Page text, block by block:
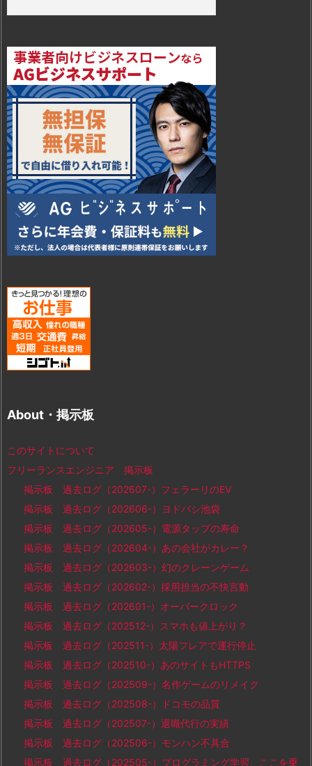
About・掲示板
このサイトについて
フリーランスエンジニア 掲示板
掲示板 過去ログ（202607-）フェラーリのEV
掲示板 過去ログ（202606-）ヨドバシ池袋
掲示板 過去ログ（202605-）電源タップの寿命
掲示板 過去ログ（202604-）あの会社がカレー？
掲示板 過去ログ（202603-）幻のクレーンゲーム
掲示板 過去ログ（202602-）採用担当の不快言動
掲示板 過去ログ（202601-）オーバークロック
掲示板 過去ログ（202512-）スマホも値上がり？
掲示板 過去ログ（202511-）太陽フレアで運行停止
掲示板 過去ログ（202510-）あのサイトもHTTPS
掲示板 過去ログ（202509-）名作ゲームのリメイク
掲示板 過去ログ（202508-）ドコモの品質
掲示板 過去ログ（202507-）退職代行の実績
掲示板 過去ログ（202506-）モンハン不具合
掲示板 過去ログ（202505-）プログラミング学習、ここを乗